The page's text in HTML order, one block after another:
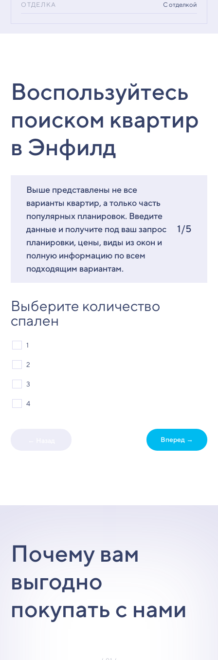
ОТДЕЛКА С отделкой
Воспользуйтесь
поиском квартир
в Энфилд
Выше представлены не все
варианты квартир, а только часть
популярных планировок. Введите
данные и получите под ваш запрос
планировки, цены, виды из окон и
полную информацию по всем
подходящим вариантам.
1/5
Выберите количество
спален
1
2
3
4
Вперед →
Почему вам
выгодно
покупать с нами